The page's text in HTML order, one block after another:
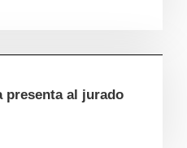
presenta al jurado